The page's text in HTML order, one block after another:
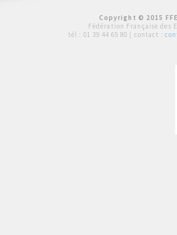
Copyright © 2015
Fédération Française des
tél : 01 39 44 65 80 | contact :